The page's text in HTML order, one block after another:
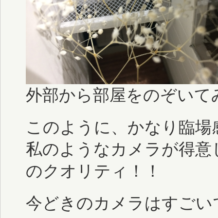
外部から部屋をのぞいて
このように、かなり臨場
私のようなカメラが得
のクオリティ！！
今どきのカメラはすご